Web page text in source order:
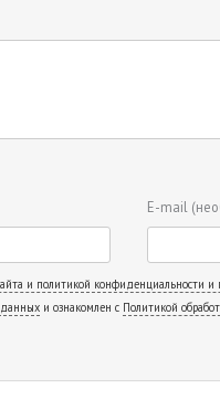
E-mail
и политикой конфиденциальности
данных и ознакомлен с Политикой